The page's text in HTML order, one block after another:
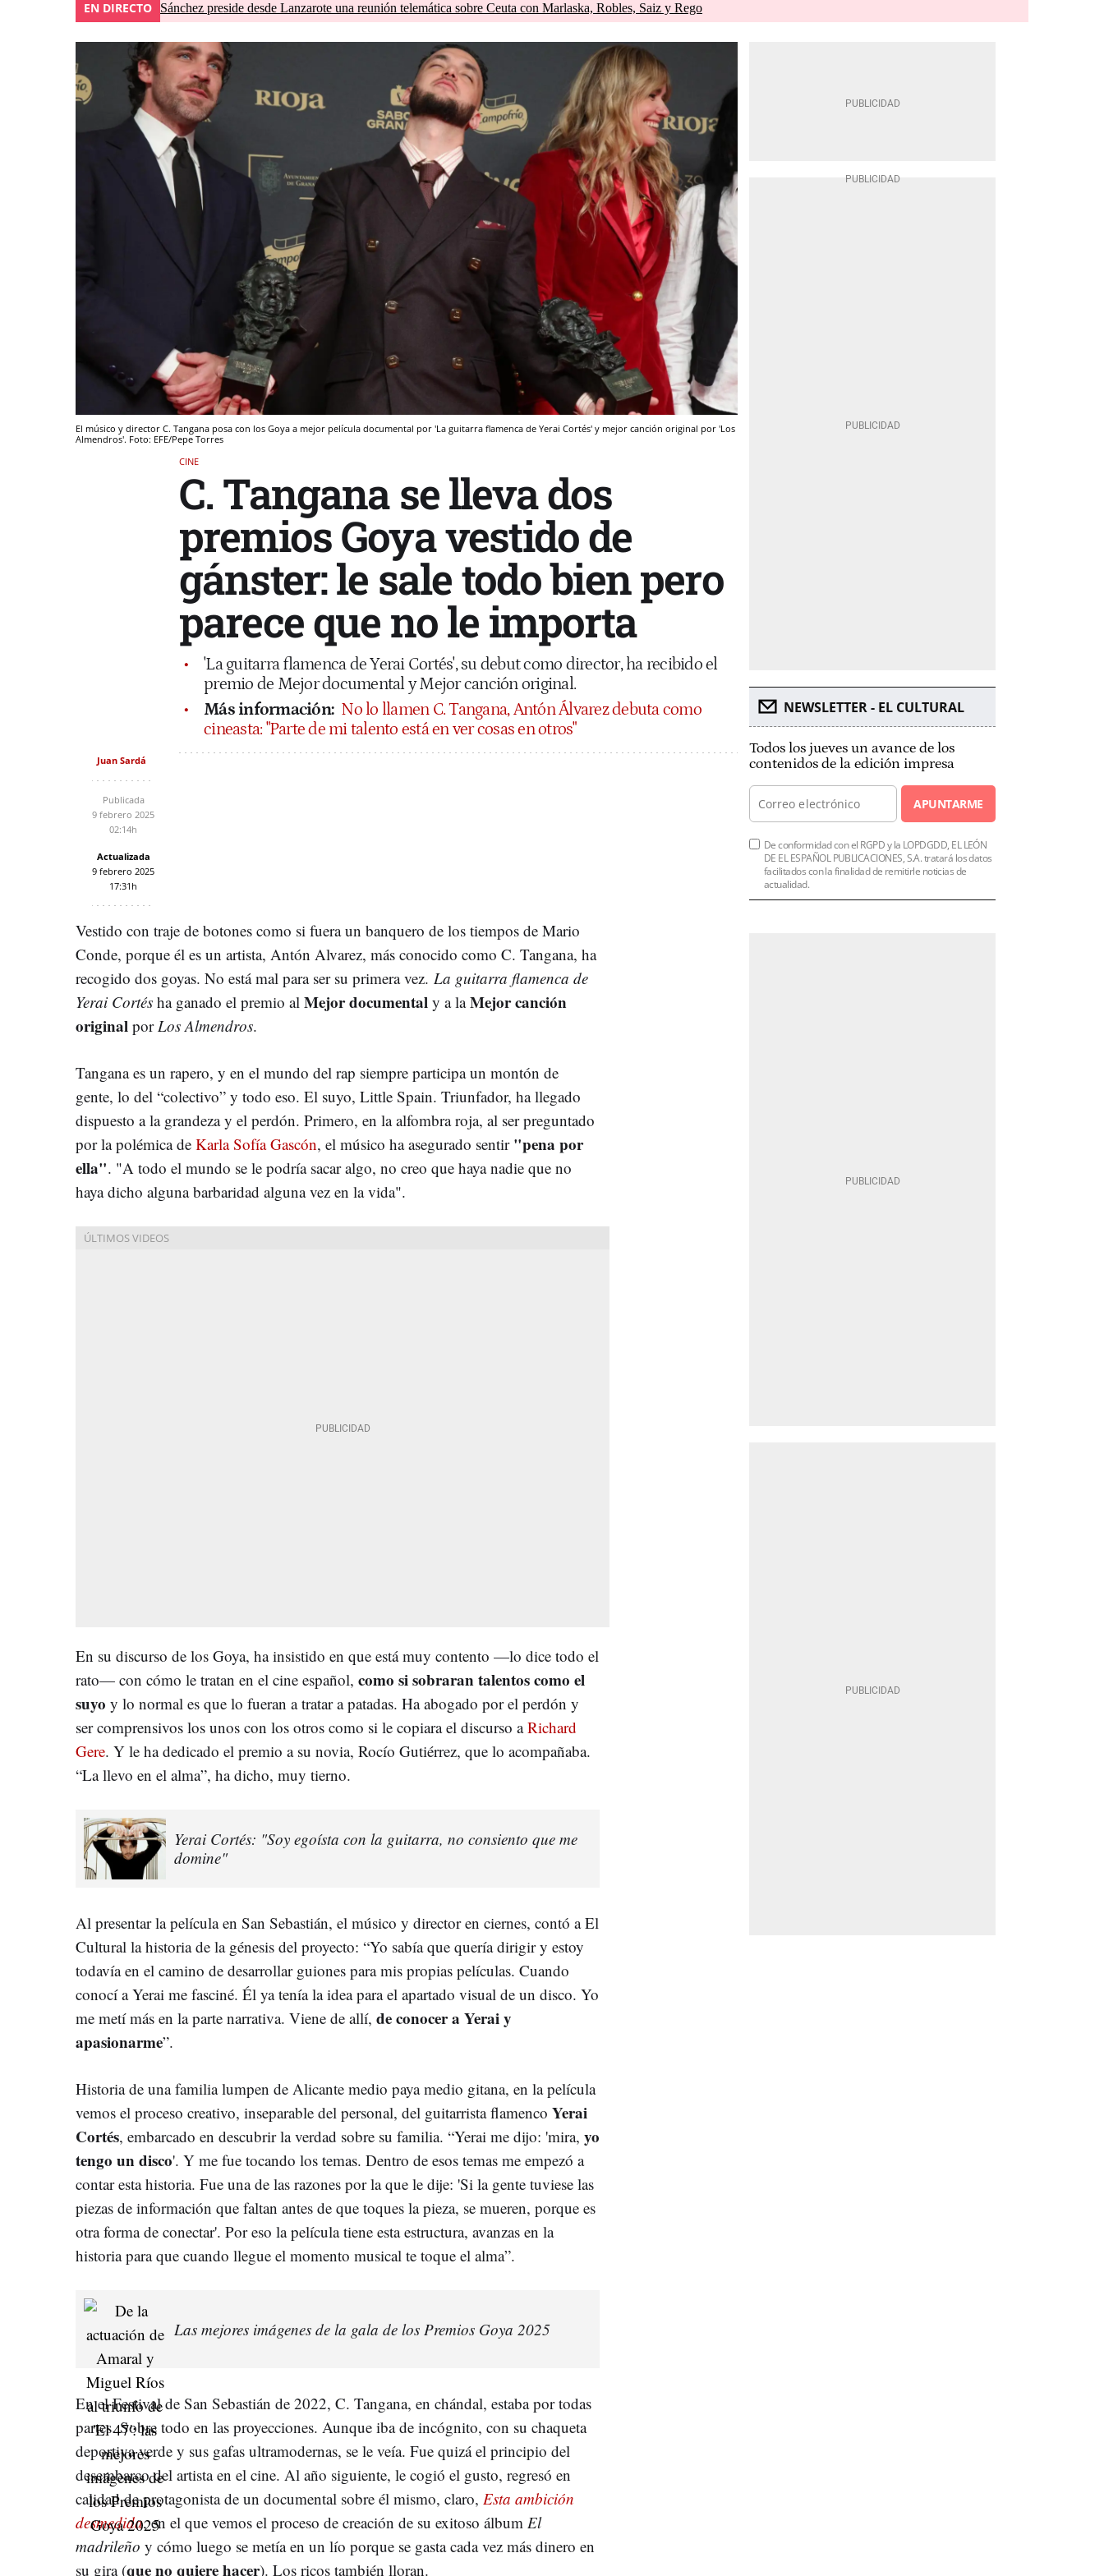
EN DIRECTO Sánchez preside desde Lanzarote una reunión telemática sobre Ceuta con Marlaska, Robles, Saiz y Rego
El músico y director C. Tangana posa con los Goya a mejor película documental por 'La guitarra flamenca de Yerai Cortés' y mejor canción original por 'Los
Almendros'. Foto: EFE/Pepe Torres
CINE
C. Tangana se lleva dos
premios Goya vestido de
gánster: le sale todo bien pero
parece que no le importa
'La guitarra flamenca de Yerai Cortés', su debut como director, ha recibido el
premio de Mejor documental y Mejor canción original.
Más información: No lo llamen C. Tangana, Antón Álvarez debuta como
cineasta: "Parte de mi talento está en ver cosas en otros"
Juan Sardá
Publicada
9 febrero 2025
02:14h
Actualizada
9 febrero 2025
17:31h
Vestido con traje de botones como si fuera un banquero de los tiempos de Mario
Conde, porque él es un artista, Antón Alvarez, más conocido como C. Tangana, ha
recogido dos goyas. No está mal para ser su primera vez. La guitarra flamenca de
Yerai Cortés ha ganado el premio al Mejor documental y a laMejor canción
original por Los Almendros.
Tangana es un rapero, y en el mundo del rap siempre participa un montón de
gente, lo del “colectivo” y todo eso. El suyo, Little Spain. Triunfador, ha llegado
dispuesto a la grandeza y el perdón. Primero, en la alfombra roja, al ser preguntado
por la polémica de Karla Sofía Gascón, el músico ha asegurado sentir "pena por
ella". "A todo el mundo se le podría sacar algo, no creo que haya nadie que no
haya dicho alguna barbaridad alguna vez en la vida".
En su discurso de los Goya, ha insistido en que está muy contento —lo dice todo el
rato— con cómo le tratan en el cine español, como si sobraran talentos como el
suyo y lo normal es que lo fueran a tratar a patadas. Ha abogado por el perdón y
ser comprensivos los unos con los otros como si le copiara el discurso aRichard
Gere. Y le ha dedicado el premio a su novia, Rocío Gutiérrez, que lo acompañaba.
“La llevo en el alma”, ha dicho, muy tierno.
Yerai Cortés: "Soy egoísta con la guitarra, no consiento que me
domine"
Al presentar la película en San Sebastián, el músico y director en ciernes, contó a El
Cultural la historia de la génesis del proyecto: “Yo sabía que quería dirigir y estoy
todavía en el camino de desarrollar guiones para mis propias películas. Cuando
conocí a Yerai me fasciné. Él ya tenía la idea para el apartado visual de un disco. Yo
me metí más en la parte narrativa. Viene de allí, de conocer a Yerai y
apasionarme”.
Historia de una familia lumpen de Alicante medio paya medio gitana, en la película
vemos el proceso creativo, inseparable del personal, del guitarrista flamenco Yerai
Cortés, embarcado en descubrir la verdad sobre su familia. “Yerai me dijo: 'mira, yo
tengo un disco'. Y me fue tocando los temas. Dentro de esos temas me empezó a
contar esta historia. Fue una de las razones por la que le dije: 'Si la gente tuviese las
piezas de información que faltan antes de que toques la pieza, se mueren, porque es
otra forma de conectar'. Por eso la película tiene esta estructura, avanzas en la
historia para que cuando llegue el momento musical te toque el alma”.
Las mejores imágenes de la gala de los Premios Goya 2025
En el Festival de San Sebastián de 2022, C. Tangana, en chándal, estaba por todas
partes. Sobre todo en las proyecciones. Aunque iba de incógnito, con su chaqueta
deportiva verde y sus gafas ultramodernas, se le veía. Fue quizá el principio del
desembarco del artista en el cine. Al año siguiente, le cogió el gusto, regresó en
calidad de protagonista de un documental sobre él mismo, claro, Esta ambición
desmedida, en el que vemos el proceso de creación de su exitoso álbum El
madrileño y cómo luego se metía en un lío porque se gasta cada vez más dinero en
su gira (que no quiere hacer). Los ricos también lloran.
NEWSLETTER - EL CULTURAL
Todos los jueves un avance de los
contenidos de la edición impresa
APUNTARME
De conformidad con el RGPD y la LOPDGDD, EL LEÓN
DE EL ESPAÑOL PUBLICACIONES, S.A. tratará los datos
facilitados con la finalidad de remitirle noticias de
actualidad.